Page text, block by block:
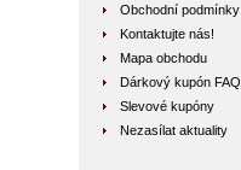
Obchodní podmínky
Kontaktujte nás!
Mapa obchodu
Dárkový kupón FAQ
Slevové kupóny
Nezasílat aktuality